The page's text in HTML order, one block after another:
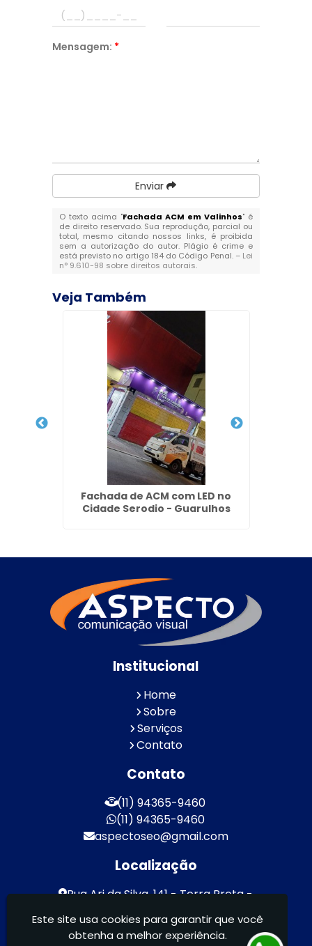
Mensagem: *
Enviar
O texto acima "Fachada ACM em Valinhos" é
de direito reservado. Sua reprodução, parcial ou
total, mesmo citando nossos links, é proibida
sem a autorização do autor. Plágio é crime e
está previsto no artigo 184 do Código Penal. – Lei
n° 9.610-98 sobre direitos autorais.
Veja Também
Fachada de ACM com LED no
Cidade Serodio - Guarulhos
Institucional
Home
Sobre
Serviços
Contato
Contato
(11) 94365-9460
(11) 94365-9460
aspectoseo@gmail.com
Localização
Rua Ari da Silva, 141 - Terra Preta -
Aspecto Comunicação Visual Ltda -
Este site usa cookies para garantir que você
obtenha a melhor experiência.